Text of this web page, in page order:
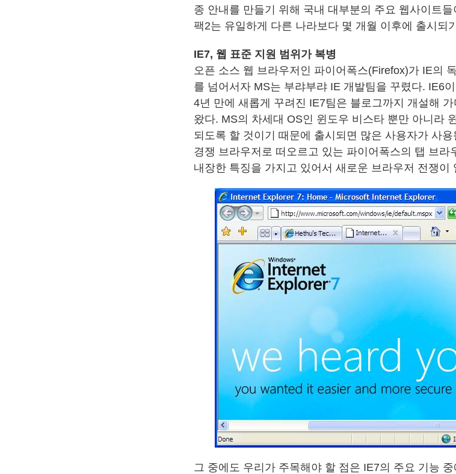
종 안내를 만들기 위해 국내 대부분의 주요 웹사이트
팩2는 유일하게 다른 나라보다 몇 개월 이후에 출시되
IE7, 웹 표준 지원 범위가 복병
오픈 소스 웹 브라우저인 파이어폭스(Firefox)가 IE의
를 넘어서자 MS는 부랴부랴 IE 개발팀을 꾸렸다. IE6
4년 만에 새롭게 꾸려진 IE7팀은 블로그까지 개설해
왔다. MS의 차세대 OS인 윈도우 비스타 뿐만 아니라
되도록 할 것이기 때문에 출시되면 많은 사용자가 사
경쟁 브라우저로 떠오르고 있는 파이어폭스의 탭 브라
내장한 특징을 가지고 있어서 새로운 브라우저 전쟁이
그 중에도 우리가 주목해야 할 점은 IE7의 주요 기능